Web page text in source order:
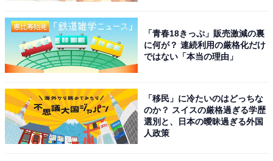
「青春18きっぷ」販売激減の裏
に何が？ 連続利用の厳格化だけ
ではない「本当の理由」
「移民」に冷たいのはどっちな
のか？ スイスの厳格過ぎる学歴
選別と、日本の曖昧過ぎる外国
人政策